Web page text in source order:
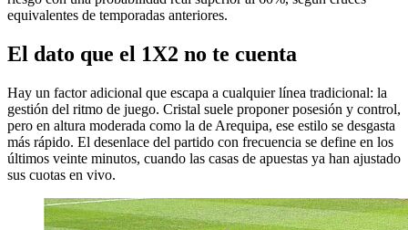
equivalentes de temporadas anteriores.
El dato que el 1X2 no te cuenta
Hay un factor adicional que escapa a cualquier línea tradicional: la
gestión del ritmo de juego. Cristal suele proponer posesión y control,
pero en altura moderada como la de Arequipa, ese estilo se desgasta
más rápido. El desenlace del partido con frecuencia se define en los
últimos veinte minutos, cuando las casas de apuestas ya han ajustado
sus cuotas en vivo.